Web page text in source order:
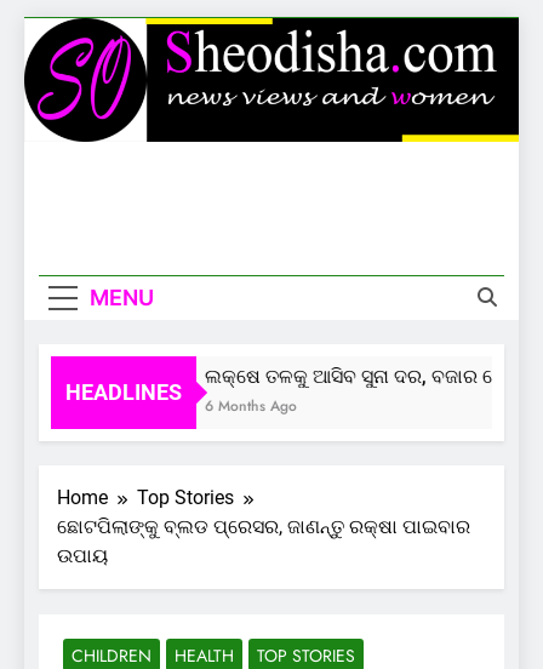
Skip
to
content
MENU
HEADLINES
ଲକ୍ଷେ ତଳକୁ ଆସିବ ସୁନା ଦର, ବଜାର ଦେଲାଣି
6 Months Ago
Home
Top Stories
ଛୋଟପିଲାଙ୍କୁ ବ୍ଲଡ ପ୍ରେସର, ଜାଣନ୍ତୁ ରକ୍ଷା ପାଇବାର
ଉପାୟ
CHILDREN HEALTH TOP STORIES